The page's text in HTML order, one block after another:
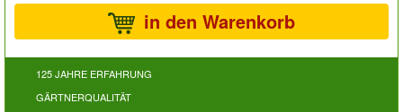
in den Warenkorb
125 JAHRE ERFAHRUNG
GÄRTNERQUALITÄT